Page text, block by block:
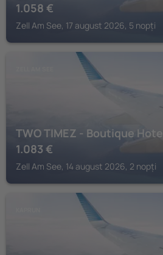
1.058 €
Zell Am See, 17 august 2026, 5 nopți
TWO TIMEZ - Boutique Hotel
1.083 €
Zell Am See, 14 august 2026, 2 nopți